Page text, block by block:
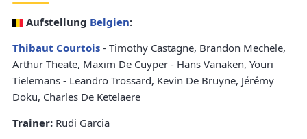
Aufstellung Belgien:
Thibaut Courtois - Timothy Castagne, Brandon Mechele,
Arthur Theate, Maxim De Cuyper - Hans Vanaken, Youri
Tielemans - Leandro Trossard, Kevin De Bruyne, Jérémy
Doku, Charles De Ketelaere
Trainer: Rudi Garcia